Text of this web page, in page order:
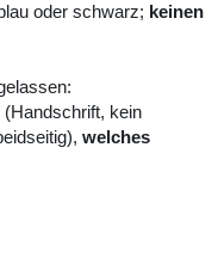
oder schwarz; keinen
(Handschrift, kein
welches